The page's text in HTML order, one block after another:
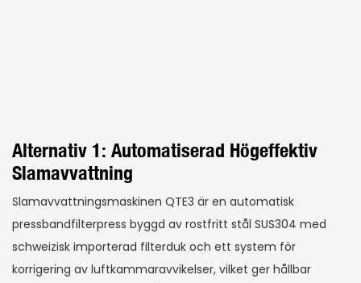
Alternativ 1: Automatiserad Högeffektiv
Slamavvattning
Slamavvattningsmaskinen QTE3 är en automatisk
pressbandfilterpress byggd av rostfritt stål SUS304 med
schweizisk importerad filterduk och ett system för
korrigering av luftkammaravvikelser, vilket ger hållbar